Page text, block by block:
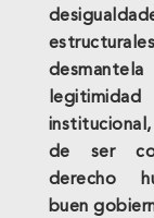
legitimidad
de ser
derecho
buen